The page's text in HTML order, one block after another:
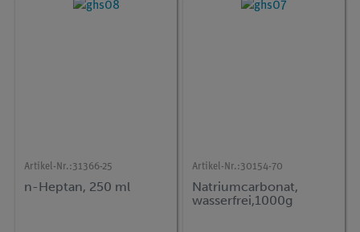
Artikel-Nr.:31366-25
n-Heptan, 250 ml
Artikel-Nr.:30154-70
Natriumcarbonat,
wasserfrei,1000g